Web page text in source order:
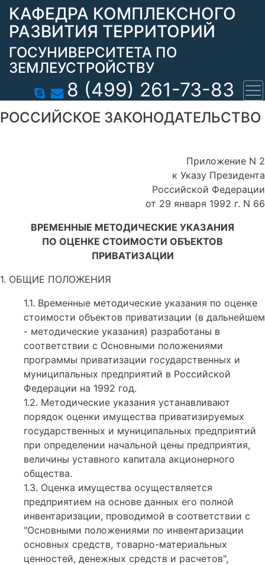
КАФЕДРА КОМПЛЕКСНОГО
РАЗВИТИЯ ТЕРРИТОРИЙ
ГОСУНИВЕРСИТЕТА ПО
ЗЕМЛЕУСТРОЙСТВУ
8 (499) 261-73-83
РОССИЙСКОЕ ЗАКОНОДАТЕЛЬСТВО
Приложение N 2
к Указу Президента
Российской Федерации
от 29 января 1992 г. N 66
ВРЕМЕННЫЕ МЕТОДИЧЕСКИЕ УКАЗАНИЯ
ПО ОЦЕНКЕ СТОИМОСТИ ОБЪЕКТОВ
ПРИВАТИЗАЦИИ
1. ОБЩИЕ ПОЛОЖЕНИЯ
1.1. Временные методические указания по оценке
стоимости объектов приватизации (в дальнейшем
- методические указания) разработаны в
соответствии с Основными положениями
программы приватизации государственных и
муниципальных предприятий в Российской
Федерации на 1992 год.
1.2. Методические указания устанавливают
порядок оценки имущества приватизируемых
государственных и муниципальных предприятий
при определении начальной цены предприятия,
величины уставного капитала акционерного
общества.
1.3. Оценка имущества осуществляется
предприятием на основе данных его полной
инвентаризации, проводимой в соответствии с
"Основными положениями по инвентаризации
основных средств, товарно-материальных
ценностей, денежных средств и расчетов",